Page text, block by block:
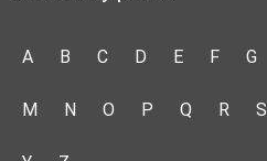
A B C D E F G
M N O P Q R S